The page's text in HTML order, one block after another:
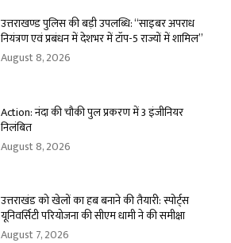
उत्तराखण्ड पुलिस की बड़ी उपलब्धि: “साइबर अपराध
नियंत्रण एवं प्रबंधन में देशभर में टॉप-5 राज्यों में शामिल”
August 8, 2026
Action: नंदा की चौकी पुल प्रकरण में 3 इंजीनियर
निलंबित
August 8, 2026
उत्तराखंड को खेलों का हब बनाने की तैयारी: स्पोर्ट्स
यूनिवर्सिटी परियोजना की सीएम धामी ने की समीक्षा
August 7, 2026